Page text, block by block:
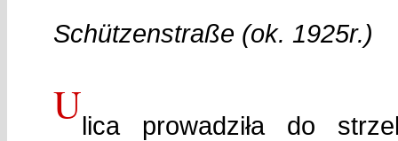
Schützenstraße (ok. 1925r.)
Ulica prowadziła do